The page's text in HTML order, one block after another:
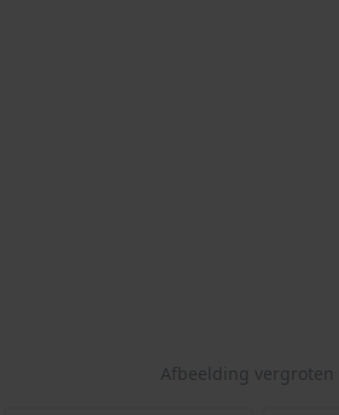
Afbeelding vergroten